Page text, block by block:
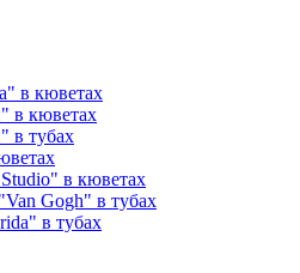
в кюветах
в кюветах
в тубах
в кюветах
Gogh" в тубах
в тубах